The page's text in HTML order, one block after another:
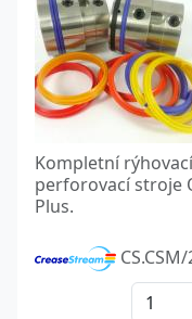
Kompletní
perforovací stroje
Plus.